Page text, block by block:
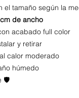
el tamaño según la
de ancho
acabado full color
y retirar
calor moderado
húmedo
🛡️